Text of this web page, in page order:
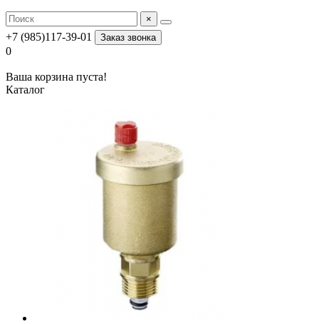
×
+7 (985)117-39-01 Заказ звонка
0
Ваша корзина пуста!
Каталог